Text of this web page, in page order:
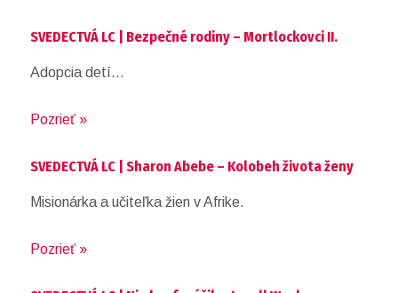
SVEDECTVÁ LC | Bezpečné rodiny – Mortlockovci II.
Adopcia detí…
Pozrieť »
SVEDECTVÁ LC | Sharon Abebe – Kolobeh života ženy
Misionárka a učiteľka žien v Afrike.
Pozrieť »